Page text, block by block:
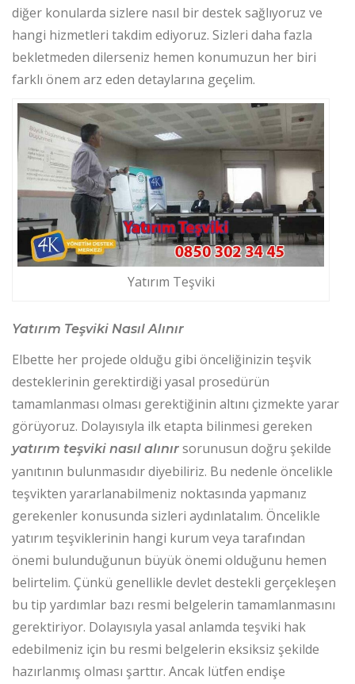
diğer konularda sizlere nasıl bir destek sağlıyoruz ve
hangi hizmetleri takdim ediyoruz. Sizleri daha fazla
bekletmeden dilerseniz hemen konumuzun her biri
farklı önem arz eden detaylarına geçelim.
Yatırım Teşviki
Yatırım Teşviki Nasıl Alınır
Elbette her projede olduğu gibi önceliğinizin teşvik
desteklerinin gerektirdiği yasal prosedürün
tamamlanması olması gerektiğinin altını çizmekte yarar
görüyoruz. Dolayısıyla ilk etapta bilinmesi gereken
yatırım teşviki nasıl alınır sorunusun doğru şekilde
yanıtının bulunmasıdır diyebiliriz. Bu nedenle öncelikle
teşvikten yararlanabilmeniz noktasında yapmanız
gerekenler konusunda sizleri aydınlatalım. Öncelikle
yatırım teşviklerinin hangi kurum veya tarafından
önemi bulunduğunun büyük önemi olduğunu hemen
belirtelim. Çünkü genellikle devlet destekli gerçekleşen
bu tip yardımlar bazı resmi belgelerin tamamlanmasını
gerektiriyor. Dolayısıyla yasal anlamda teşviki hak
edebilmeniz için bu resmi belgelerin eksiksiz şekilde
hazırlanmış olması şarttır. Ancak lütfen endişe